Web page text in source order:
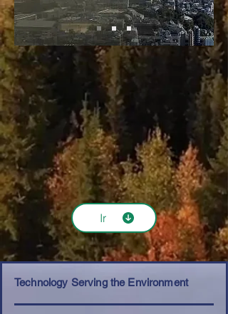
Ir
Technology Serving the Environment